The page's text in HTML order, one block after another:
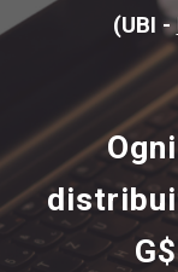
(UBI -